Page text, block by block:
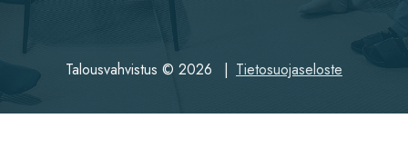
Talousvahvistus © 2026 Tietosuojaseloste